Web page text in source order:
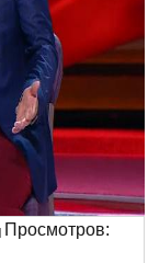
Просмотров: